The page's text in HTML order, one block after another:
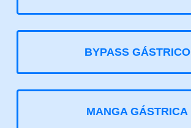
BYPASS GÁSTRICO
MANGA GÁSTRICA